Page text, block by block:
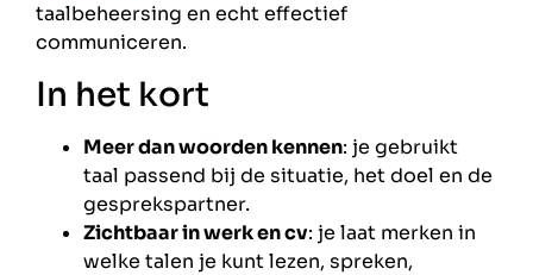
taalbeheersing en echt effectief
communiceren.
In het kort
Meer dan woorden kennen: je gebruikt
taal passend bij de situatie, het doel en de
gesprekspartner.
Zichtbaar in werk en cv: je laat merken in
welke talen je kunt lezen, spreken,